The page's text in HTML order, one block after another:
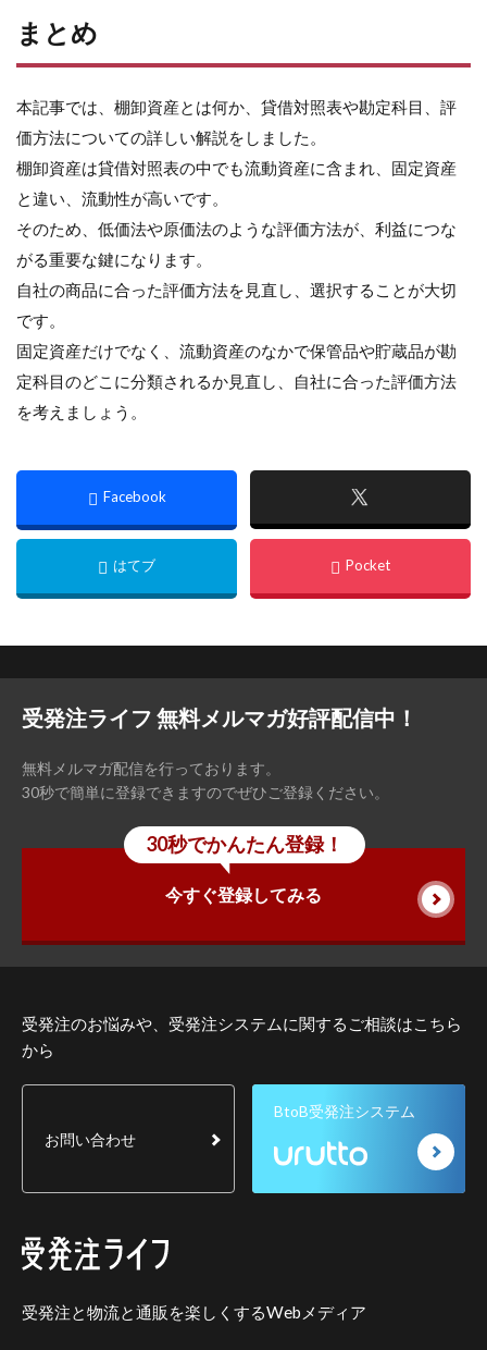
まとめ
本記事では、棚卸資産とは何か、貸借対照表や勘定科目、評
価方法についての詳しい解説をしました。
棚卸資産は貸借対照表の中でも流動資産に含まれ、固定資産
と違い、流動性が高いです。
そのため、低価法や原価法のような評価方法が、利益につな
がる重要な鍵になります。
自社の商品に合った評価方法を見直し、選択することが大切
です。
固定資産だけでなく、流動資産のなかで保管品や貯蔵品が勘
定科目のどこに分類されるか見直し、自社に合った評価方法
を考えましょう。
受発注ライフ 無料メルマガ好評配信中！
無料メルマガ配信を行っております。
30秒で簡単に登録できますのでぜひご登録ください。
今すぐ登録してみる
30秒でかんたん登録！
受発注のお悩みや、受発注システムに関するご相談はこちら
から
お問い合わせ
BtoB受発注システム
受発注と物流と通販を楽しくするWebメディア